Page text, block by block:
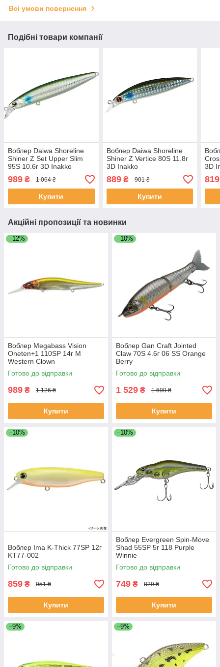
Всі умови повернення
Подібні товари компанії
Воблер Daiwa Shoreline
Shiner Z Set Upper Slim
95S 10.6г 3D Inakko
989 ₴ 1 064 ₴
Купити
Воблер Daiwa Shoreline
Shiner Z Vertice 80S 11.8г
3D Inakko
889₴ 901 ₴
Купити
3D
819
Акційні пропозиції та новинки
–12%
Воблер Megabass Vision
Oneten+1 110SP 14г M
Western Clown
Готово до відправки
989 ₴ 1 126 ₴
Купити
–10%
Воблер Gan Craft Jointed
Claw 70S 4.6г 06 SS Orange
Berry
Готово до відправки
1 529 ₴ 1 699 ₴
Купити
–10%
Воблер Ima K-Thick 77SP 12г
KT77-002
Готово до відправки
859 ₴ 951 ₴
Купити
–10%
Воблер Evergreen Spin-Move
Shad 55SP 5г 118 Purple
Winnie
Готово до відправки
749 ₴ 829 ₴
Купити
–9% –9%